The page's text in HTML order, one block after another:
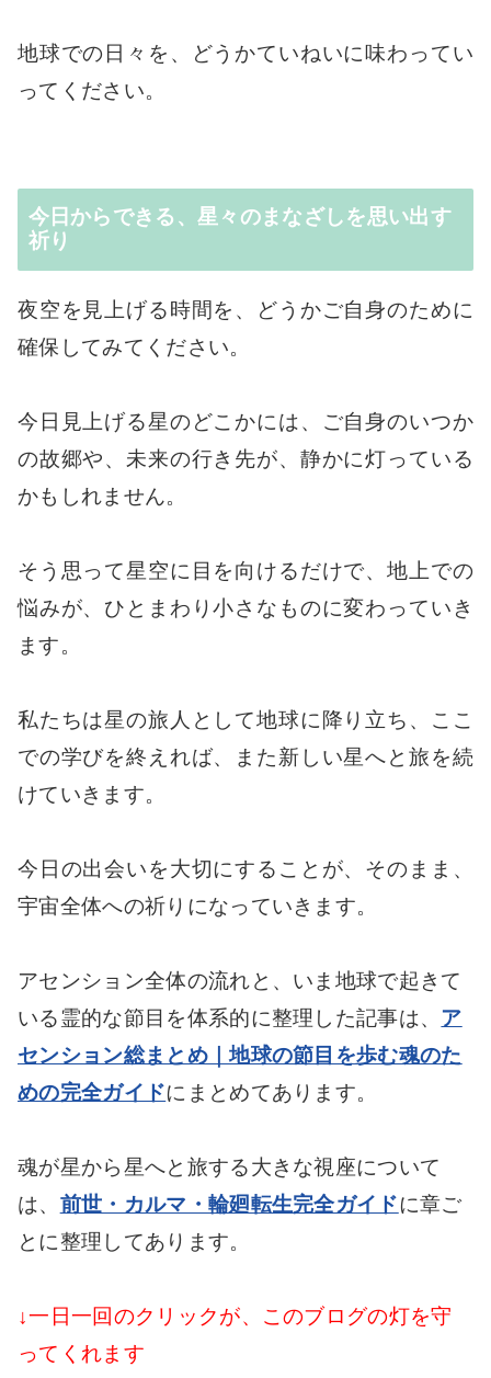
地球での日々を、どうかていねいに味わってい
ってください。
今日からできる、星々のまなざしを思い出す
祈り
夜空を見上げる時間を、どうかご自身のために
確保してみてください。
今日見上げる星のどこかには、ご自身のいつか
の故郷や、未来の行き先が、静かに灯っている
かもしれません。
そう思って星空に目を向けるだけで、地上での
悩みが、ひとまわり小さなものに変わっていき
ます。
私たちは星の旅人として地球に降り立ち、ここ
での学びを終えれば、また新しい星へと旅を続
けていきます。
今日の出会いを大切にすることが、そのまま、
宇宙全体への祈りになっていきます。
アセンション全体の流れと、いま地球で起きて
いる霊的な節目を体系的に整理した記事は、 ア
センション総まとめ｜地球の節目を歩む魂のた
めの完全ガイドにまとめてあります。
魂が星から星へと旅する大きな視座について
は、 前世・カルマ・輪廻転生完全ガイドに章ご
とに整理してあります。
↓一日一回のクリックが、このブログの灯を守
ってくれます